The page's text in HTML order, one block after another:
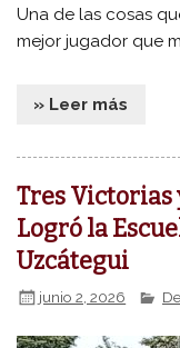
Una de las cosas
mejor jugador que
» Leer más
Tres
Logró la
Uzcátegui
junio 2, 2026